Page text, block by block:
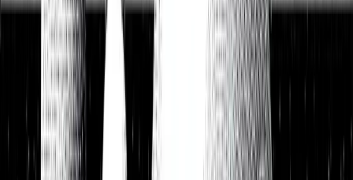
Watchlist
Portfolios
1:1 Begleitung
Über uns
Einloggen
Kostenlos testen